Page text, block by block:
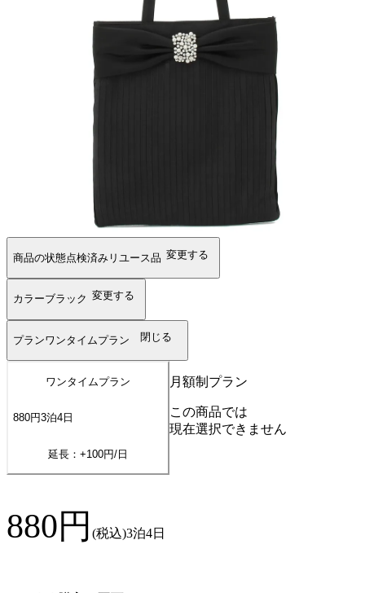
商品の状態点検済みリユース品 変更する
カラーブラック 変更する
プランワンタイムプラン 閉じる
ワンタイムプラン
880円3泊4 日
延長：+100円/日
月額制プラン
この商品では
現在選択できません
880円 (税込)3泊4日